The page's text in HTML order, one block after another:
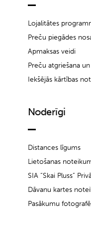
Lojalitātes
Preču piegādes
Apmaksas veidi
Preču atgriešana
Iekšējās kārtības
Noderīgi
Distances līgums
Lietošanas
SIA “Skai Pluss”
Dāvanu kartes
Pasākumu